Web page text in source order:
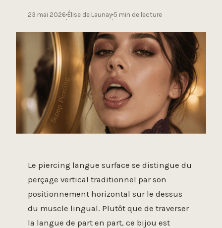
23 mai 2026
·
Élise de Launay
·
5 min de lecture
Le piercing langue surface se distingue du
perçage vertical traditionnel par son
positionnement horizontal sur le dessus
du muscle lingual. Plutôt que de traverser
la langue de part en part, ce bijou est